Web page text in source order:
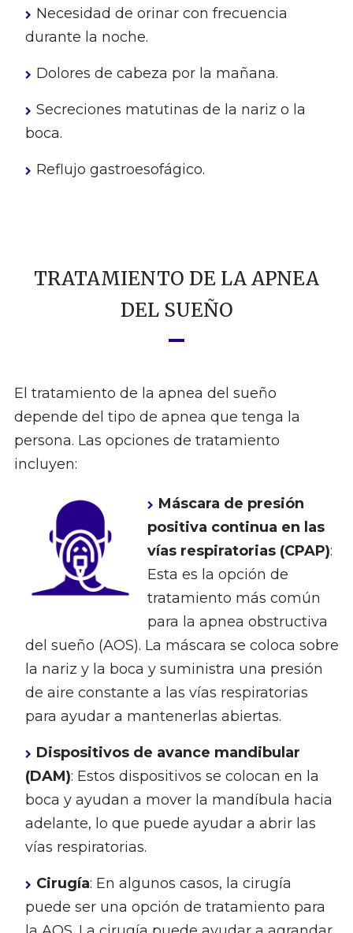
Necesidad de orinar con frecuencia
durante la noche.
Dolores de cabeza por la mañana.
Secreciones matutinas de la nariz o la
boca.
Reflujo gastroesofágico.
TRATAMIENTO DE LA APNEA
DEL SUEÑO
El tratamiento de la apnea del sueño
depende del tipo de apnea que tenga la
persona. Las opciones de tratamiento
incluyen:
Máscara de presión
positiva continua en las
vías respiratorias (CPAP):
Esta es la opción de
tratamiento más común
para la apnea obstructiva
del sueño (AOS). La máscara se coloca sobre
la nariz y la boca y suministra una presión
de aire constante a las vías respiratorias
para ayudar a mantenerlas abiertas.
Dispositivos de avance mandibular
(DAM): Estos dispositivos se colocan en la
boca y ayudan a mover la mandíbula hacia
adelante, lo que puede ayudar a abrir las
vías respiratorias.
Cirugía: En algunos casos, la cirugía
puede ser una opción de tratamiento para